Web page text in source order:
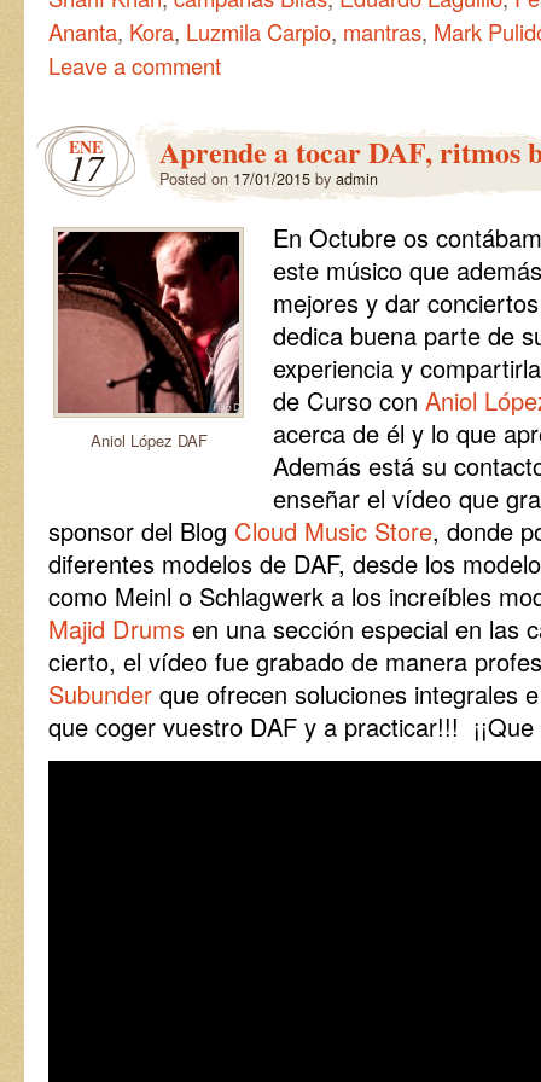
Ananta, Kora, Luzmila Carpio, mantras, Mark
Leave a comment
ENE
17 Aprende a tocar DAF, ritmos
Posted on 17/01/2015 by admin
Aniol López DAF
En Octubre os
este músico que
mejores y dar
dedica buena parte de
experiencia y
de Curso con Aniol
acerca de él y lo que
Además está su
enseñar el vídeo que
sponsor del Blog Cloud Music Store, donde
diferentes modelos de DAF, desde los
como Meinl o Schlagwerk a los increíbles
Majid Drums en una sección especial en las
cierto, el vídeo fue grabado de manera
Subunder que ofrecen soluciones integrales
que coger vuestro DAF y a practicar!!!